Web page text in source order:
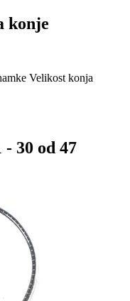
konje
Velikost konja
30 od 47